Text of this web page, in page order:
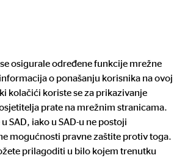
OVB Priče
Planiranje
Pronađite
se
štednje
osigurale određene funkcije mrežne
o ponašanju korisnika na ovoj
kolačići koriste se za prikazivanje
prate na mrežnim stranicama.
SAD, iako u SAD-u ne postoji
mogućnosti pravne zaštite protiv toga.
prilagoditi u bilo kojem trenutku